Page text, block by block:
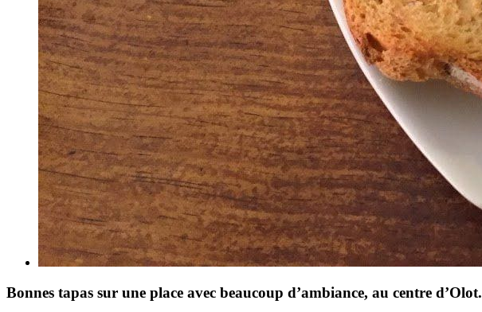
Bonnes tapas sur une place avec beaucoup d’ambiance, au centre d’Olot.